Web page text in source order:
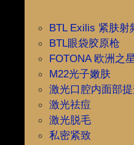
BTL Exilis 紧肤射
BTL眼袋胶原枪
FOTONA 欧洲之星
M22光子嫩肤
激光口腔内面部
激光祛痘
激光脱毛
私密紧致